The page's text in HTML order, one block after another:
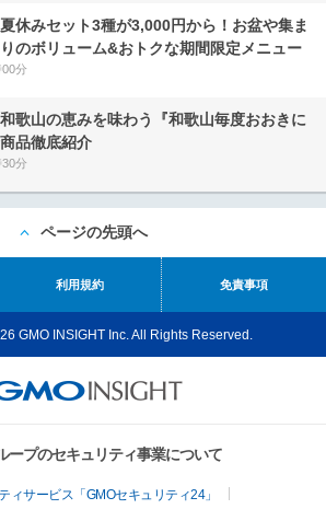
休みセット3種が3,000円から！お盆や集ま
のボリューム&おトクな期間限定メニュー
分
歌山の恵みを味わう『和歌山毎度おおきに
品徹底紹介
分
ページの先頭へ
利用規約 免責事項
GMO INSIGHT Inc. All Rights Reserved.
ープのセキュリティ事業について
ィサービス「GMOセキュリティ24」